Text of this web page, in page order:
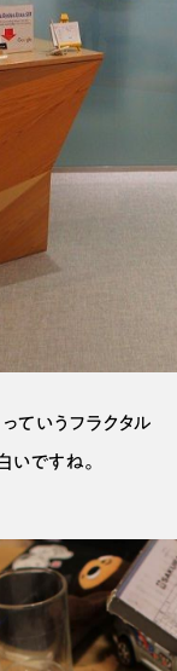
ていうフラクタル
いですね。